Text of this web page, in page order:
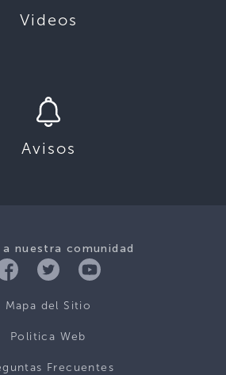
Videos
Avisos
a nuestra comunidad
Mapa del Sitio
Politica Web
Frecuentes